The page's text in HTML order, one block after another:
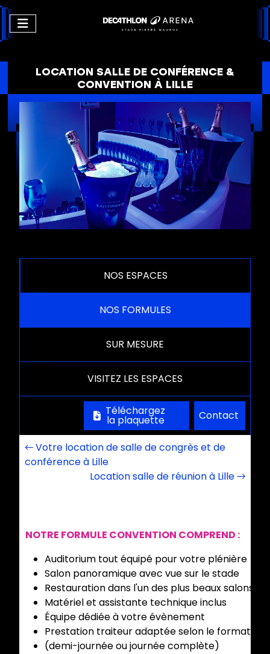
LOCATION SALLE DE CONFÉRENCE &
CONVENTION À LILLE
NOS ESPACES
NOS FORMULES
SUR MESURE
VISITEZ LES ESPACES
Téléchargez
la plaquette Contact
← Votre location de salle de congrès et de
conférence à Lille
Location salle de réunion à Lille →
NOTRE FORMULE CONVENTION COMPREND :
Auditorium tout équipé pour votre plénière
Salon panoramique avec vue sur le stade
Restauration dans l'un des plus beaux salons
Matériel et assistante technique inclus
Équipe dédiée à votre évènement
Prestation traiteur adaptée selon le format
(demi-journée ou journée complète)